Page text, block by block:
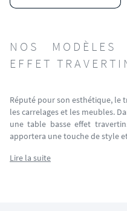
NOS
EFFET
Réputé pour son esthétique, le
les carrelages et les meubles.
une table basse effet
apportera une touche de style
Lire la suite